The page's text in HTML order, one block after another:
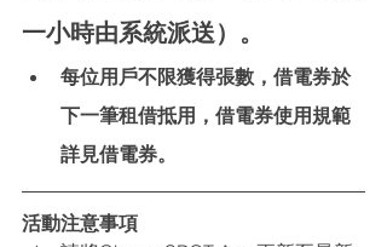
一小時由系統派送）。
每位用戶不限獲得張數，借電券於
下一筆租借抵用，借電券使用規範
詳見借電券。
活動注意事項